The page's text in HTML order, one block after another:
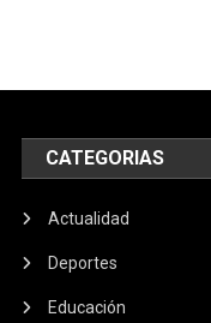
CATEGORIAS
Actualidad
Deportes
Educación